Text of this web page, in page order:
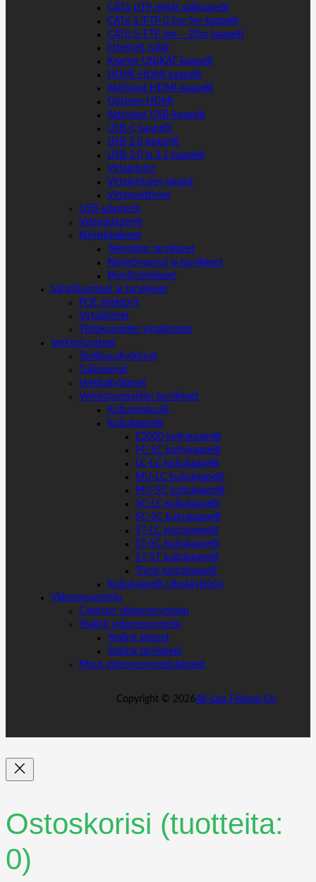
CAT6 UTP pitkät välikaapelit
CAT6 S/FTP 0.1m-5m kaapelit
CAT6 S/FTP 6m – 20m kaapelit
Ethernet rullat
Kramer UNIKAT-kaapelit
HDMI-HDMI kaapelit
Aktiiviset HDMI-kaapelit
Optinen HDMI
Aktiiviset USB-kaapelit
USB-C kaapelit
USB 2.0-kaapelit
USB 3.0 ja 3.1 kaapelit
Virtajohdot
Virtajohtojen jakajat
Virtasovittimet
USB-adapterit
Videoadapterit
Näyttötelineet
Telineiden tarvikkeet
Näyttövaunut ja tarvikkeet
Monitoritelineet
Sähkötuotteet ja tarvikkeet
POE injektorit
Virtalähteet
Tietokoneiden virtalähteet
Verkkotuotteet
Teollisuuskytkimet
Tukiasemat
Verkkokytkimet
Verkkotuotteiden tarvikkeet
Kuitumoduulit
Kuitukaapelit
E2000 kuitukaapelit
FC-SC kuitukaapelit
LC-LC kuitukaapelit
MU-LC kuitukaapelit
MU-SC kuitukaapelit
SC-LC kuitukaapelit
SC-SC kuitukaapelit
ST-LC kuitukaapelit
ST-SC kuitukaapelit
ST-ST kuitukaapelit
Trunk kuitukaapelit
Kuitukaapelit ulkokäyttöön
Videoneuvottelu
Crestron videoneuvottelu
Yealink videoneuvottelu
Yealink laitteet
Yealink tarvikkeet
Muut videoneuvottelulaitteet
Copyright © 2026AV-Lan Finland Oy
Ostoskorisi (tuotteita:
0)